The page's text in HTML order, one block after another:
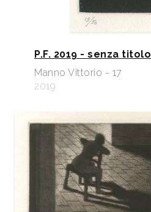
P.F. 2019 - senza titolo
Manno Vittorio - 17
2019